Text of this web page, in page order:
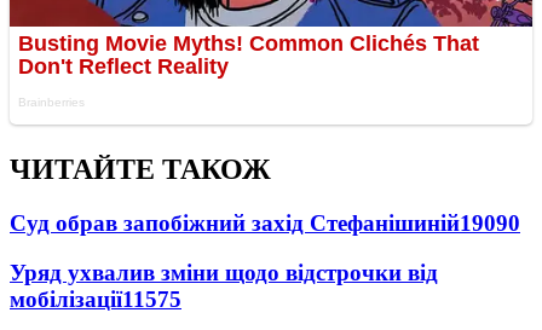
ЧИТАЙТЕ ТАКОЖ
Суд обрав запобіжний захід Стефанішиній19090
Уряд ухвалив зміни щодо відстрочки від
мобілізації11575